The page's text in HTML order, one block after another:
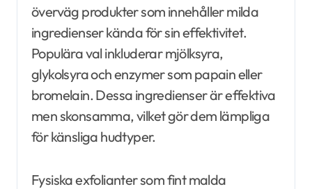
överväg produkter som innehåller milda
ingredienser kända för sin effektivitet.
Populära val inkluderar mjölksyra,
glykolsyra och enzymer som papain eller
bromelain. Dessa ingredienser är effektiva
men skonsamma, vilket gör dem lämpliga
för känsliga hudtyper.
Fysiska exfolianter som fint malda